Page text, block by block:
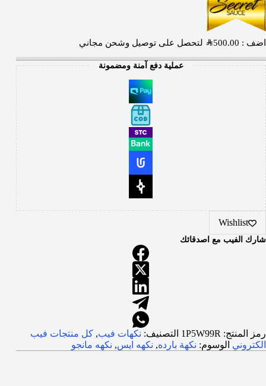
اضف : SAR500.00 لتحصل على توصيل وشحن مجاني
عملية دفع آمنة ومضمونة
Wishlist
شارك الفيب مع اصدقائك
رمز المنتج: 1P5W99R التصنيف: نكهات فيب, كل منتجات فيب
الكتروني الوسوم: نكهة بارده, نكهه ايس, نكهه مانجو